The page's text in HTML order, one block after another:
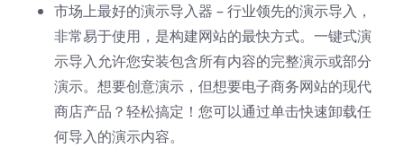
市场上最好的演示导入器 – 行业领先的演示导入，
非常易于使用，是构建网站的最快方式。一键式演
示导入允许您安装包含所有内容的完整演示或部分
演示。想要创意演示，但想要电子商务网站的现代
商店产品？轻松搞定！您可以通过单击快速卸载任
何导入的演示内容。